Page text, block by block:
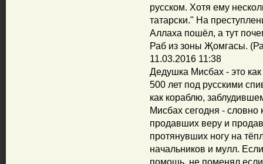
русском. Хотя ему
татарски." На
Аллаха пошёл, а тут
Раб из зоны Җомгасы.
11.03.2016 11:38
Дедушка Мисбах - это
500 лет под русскими
как кораблю,
Мисбах сегодня -
продавших веру и
протянувших ногу на
начальников и мулл.
помощь, не поменял